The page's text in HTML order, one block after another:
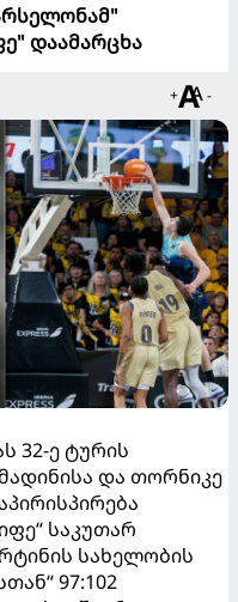
დაამარცხა
+ -
32-ე ტურის
და თორნიკე
საკუთარ
სახელობის
97:102